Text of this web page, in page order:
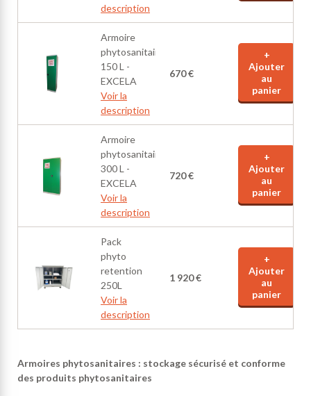
description
Armoire
phytosanitaire​
150 L -
EXCELA
Voir la
description
670 €
+
Ajouter
au
panier
Armoire
phytosanitaire
300 L -
EXCELA
Voir la
description
720 €
+
Ajouter
au
panier
Pack
phyto
retention
250L
Voir la
description
1 920 €
+
Ajouter
au
panier
Armoires phytosanitaires : stockage sécurisé et conforme
des produits phytosanitaires